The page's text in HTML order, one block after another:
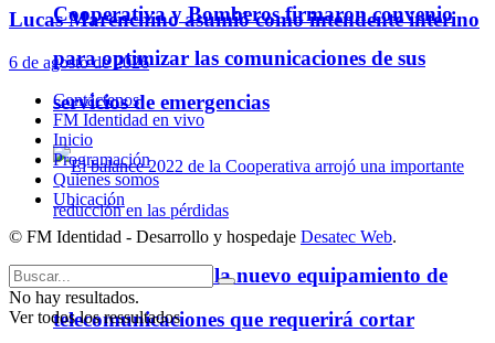
Cooperativa y Bomberos firmaron convenio
para optimizar las comunicaciones de sus
servicios de emergencias
Cooperativa instala nuevo equipamiento de
telecomunicaciones que requerirá cortar
Lucas Marenchino asumió como intendente interino
6 de agosto de 2026
Contáctenos
FM Identidad en vivo
Inicio
Programación
Quienes somos
Ubicación
© FM Identidad - Desarrollo y hospedaje Desatec Web.
No hay resultados.
Ver todos los ressultados